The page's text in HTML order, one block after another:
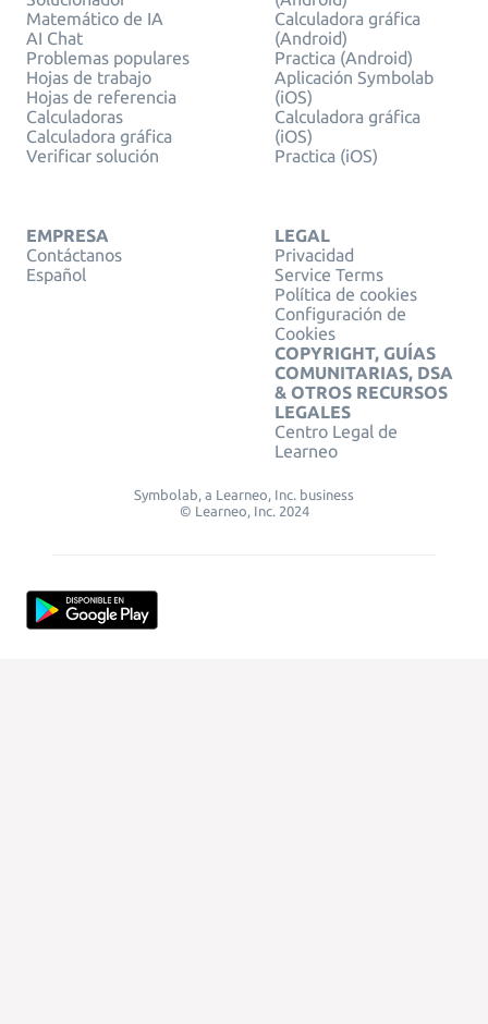
Matemático de IA
AI Chat
Problemas populares
Hojas de trabajo
Hojas de referencia
Calculadoras
Calculadora gráfica
Verificar solución
Calculadora gráfica
(Android)
Practica (Android)
Aplicación Symbolab
(iOS)
Calculadora gráfica
(iOS)
Practica (iOS)
EMPRESA
Contáctanos
Español
LEGAL
Privacidad
Service Terms
Política de cookies
Configuración de
Cookies
COPYRIGHT, GUÍAS
COMUNITARIAS, DSA
& OTROS RECURSOS
LEGALES
Centro Legal de
Learneo
Symbolab, a Learneo, Inc. business
© Learneo, Inc. 2024